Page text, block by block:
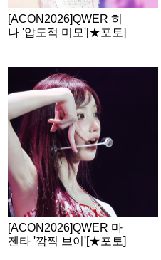
[ACON2026]QWER 히
나 '압도적 미모'[★포토]
[ACON2026]QWER 마
젠타 '깜찍 브이'[★포토]